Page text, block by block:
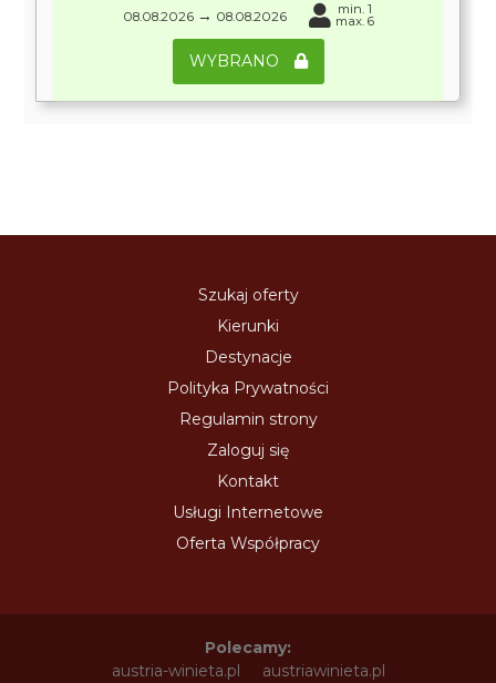
08.08.2026 → 08.08.2026 min. 1
max. 6
WYBRANO
Szukaj oferty
Kierunki
Destynacje
Polityka Prywatności
Regulamin strony
Zaloguj się
Kontakt
Usługi Internetowe
Oferta Współpracy
Polecamy:
austria-winieta.pl
austriawinieta.pl